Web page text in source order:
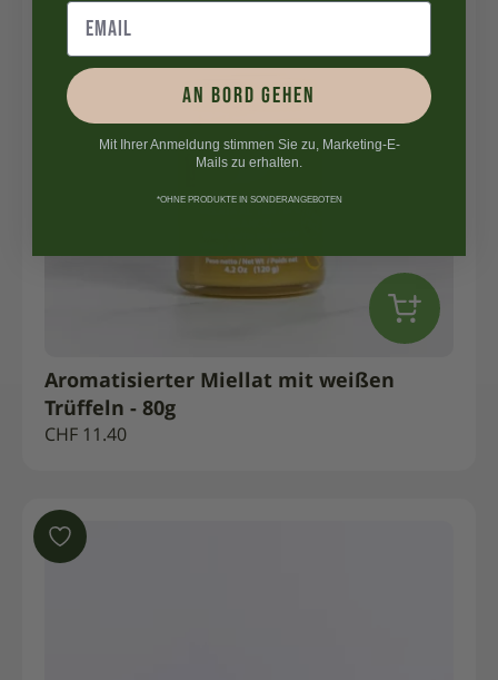
Aromatisierter Miellat mit weißen
Trüffeln - 80g
CHF 11.40
AN BORD GEHEN
Mit Ihrer Anmeldung stimmen Sie zu, Marketing-E-
Mails zu erhalten.
*OHNE PRODUKTE IN SONDERANGEBOTEN